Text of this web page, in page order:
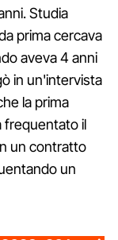
Studia
prima cercava
aveva 4 anni
in un'intervista
la prima
frequentato il
un contratto
un